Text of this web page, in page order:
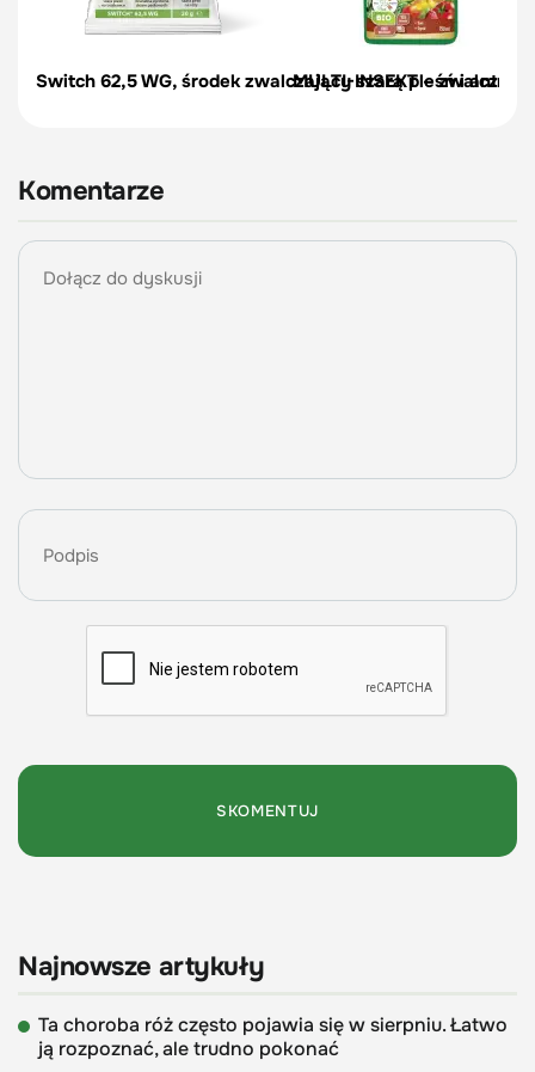
Switch 62,5 WG, środek zwalczający szarą pleśń i
MULTI-INSEKT – zwalcza
Komentarze
Najnowsze artykuły
Ta choroba róż często pojawia się w sierpniu. Łatwo
ją rozpoznać, ale trudno pokonać